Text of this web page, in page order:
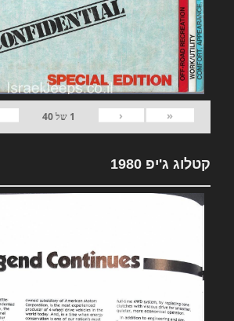
«
‹
1 של40
קטלוג ג'יפ 1980